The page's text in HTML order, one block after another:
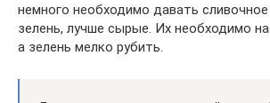
немного необходимо давать
зелень, лучше сырые. Их необходимо
а зелень мелко рубить.